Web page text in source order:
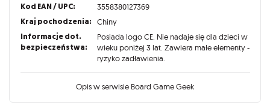
Kod EAN / UPC: 3558380127369
Kraj pochodzenia: Chiny
Informacje dot.
bezpieczeństwa:
Posiada logo CE. Nie nadaje się dla dzieci w
wieku poniżej 3 lat. Zawiera małe elementy -
ryzyko zadławienia.
Opis w serwisie Board Game Geek